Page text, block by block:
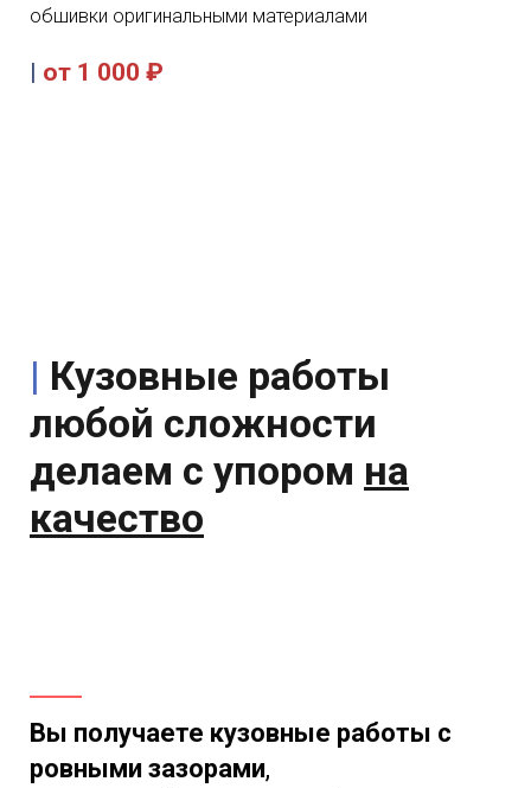
обшивки оригинальными материалами
| от 1 000 ₽
| Кузовные работы
любой сложности
делаем с упором на
качество
Вы получаете кузовные работы с
ровными зазорами,